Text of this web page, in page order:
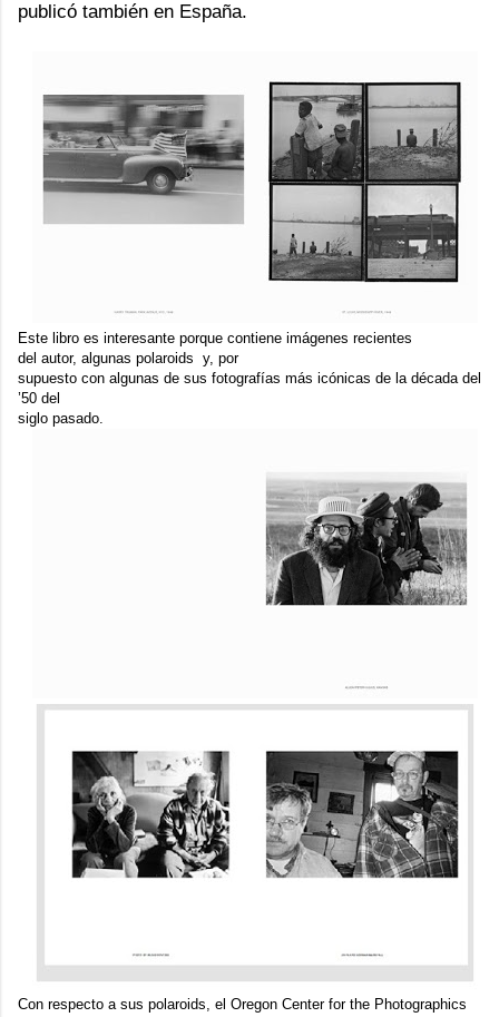
publicó también en España.
Este libro es interesante porque contiene imágenes recientes
del autor, algunas polaroids y, por
supuesto con algunas de sus fotografías más icónicas de la década del
’50 del
siglo pasado.
Con respecto a sus polaroids, el Oregon Center for the Photographics